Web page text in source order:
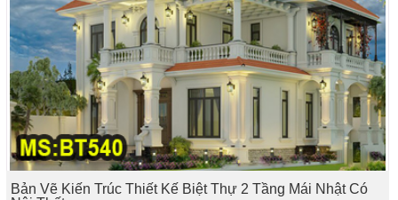
Bản Vẽ Kiến Trúc Thiết Kế Biệt Thự 2 Tầng Mái Nhật Có